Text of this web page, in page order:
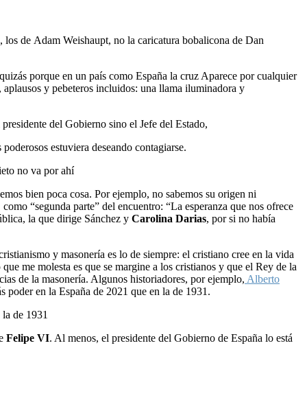
de Adam Weishaupt, no la caricatura bobalicona de Dan
porque en un país como España la cruz Aparece por cualquier
y pebeteros incluidos: una llama iluminadora y
del Gobierno sino el Jefe del Estado,
estuviera deseando contagiarse.
no va por ahí
bien poca cosa. Por ejemplo, no sabemos su origen ni
“segunda parte” del encuentro: “La esperanza que nos ofrece
la que dirige Sánchez y Carolina Darias, por si no había
y masonería es lo de siempre: el cristiano cree en la vida
me molesta es que se margine a los cristianos y que el Rey de la
de la masonería. Algunos historiadores, por ejemplo, Alberto
poder en la España de 2021 que en la de 1931.
de 1931
Felipe VI. Al menos, el presidente del Gobierno de España lo está